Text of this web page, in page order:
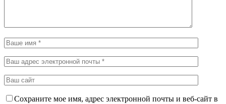
Сохраните мое имя, адрес электронной почты и веб-сайт в